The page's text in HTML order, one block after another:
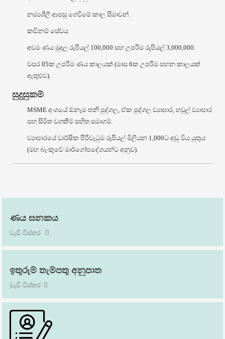
නම්‍යශීලී ආපසු ගෙවීමේ කාල සීමාවන්.
කඩිනම් සේවය
අවම ණය මුදල රුපියල් 100,000 සහ උපරිම රුපියල් 3,000,000.
වසර 05ක උපරිම ණය කාලයක් (මාස 6ක උපරිම සහන කාලයක්
ඇතුළුව).
සුදුසුකම්
MSME අංශයේ ඕනෑම තනි පුද්ගල, ඒක පුද්ගල ව්‍යාපාර, හවුල් ව්‍යාපාර
සහ සීමිත වගකීම් සහිත සමාගම්.
ව්‍යාපාරයේ වාර්ෂික පිරිවැටුම රුපියල් මිලියන 1,000ට අඩු විය යුතුය
(මහ බැංකුවේ මාර්ගෝපදේශයන්ට අනුව).
ණය ඝනකය
වැඩි විස්තර
ඉතුරුම් තැම්පතු අනුපාත
වැඩි විස්තර